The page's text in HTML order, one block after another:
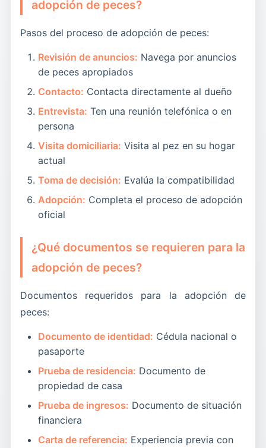
adopción de peces?
Pasos del proceso de adopción de peces:
Revisión de anuncios: Navega por anuncios
de peces apropiados
Contacto: Contacta directamente al dueño
Entrevista: Ten una reunión telefónica o en
persona
Visita domiciliaria: Visita al pez en su hogar
actual
Toma de decisión: Evalúa la compatibilidad
Adopción: Completa el proceso de adopción
oficial
¿Qué documentos se requieren para la
adopción de peces?
Documentos requeridos para la adopción de
peces:
Documento de identidad: Cédula nacional o
pasaporte
Prueba de residencia: Documento de
propiedad de casa
Prueba de ingresos: Documento de situación
financiera
Carta de referencia: Experiencia previa con